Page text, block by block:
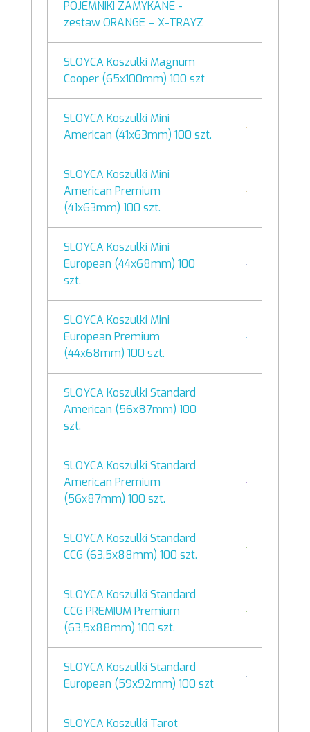
POJEMNIKI ZAMYKANE -
zestaw ORANGE – X-TRAYZ
SLOYCA Koszulki Magnum
Cooper (65x100mm) 100 szt
SLOYCA Koszulki Mini
American (41x63mm) 100 szt.
SLOYCA Koszulki Mini
American Premium
(41x63mm) 100 szt.
SLOYCA Koszulki Mini
European (44x68mm) 100
szt.
SLOYCA Koszulki Mini
European Premium
(44x68mm) 100 szt.
SLOYCA Koszulki Standard
American (56x87mm) 100
szt.
SLOYCA Koszulki Standard
American Premium
(56x87mm) 100 szt.
SLOYCA Koszulki Standard
CCG (63,5x88mm) 100 szt.
SLOYCA Koszulki Standard
CCG PREMIUM Premium
(63,5x88mm) 100 szt.
SLOYCA Koszulki Standard
European (59x92mm) 100 szt
SLOYCA Koszulki Tarot